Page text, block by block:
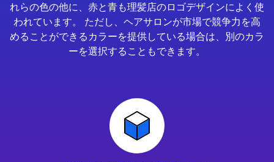
れらの色の他に、赤と青も理髪店のロゴデザインによく使
われています。 ただし、ヘアサロンが市場で競争力を高
めることができるカラーを提供している場合は、別のカラ
ーを選択することもできます。